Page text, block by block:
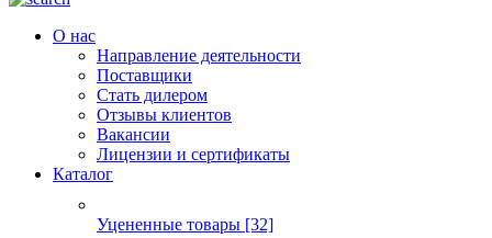
О нас
Направление деятельности
Поставщики
Стать дилером
Отзывы клиентов
Вакансии
Лицензии и сертификаты
Каталог
Уцененные товары [32]